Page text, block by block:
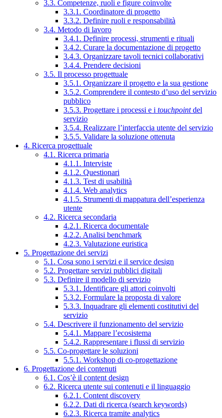
3.3. Competenze, ruoli e figure coinvolte
3.3.1. Coordinatore di progetto
3.3.2. Definire ruoli e responsabilità
3.4. Metodo di lavoro
3.4.1. Definire processi, strumenti e rituali
3.4.2. Curare la documentazione di progetto
3.4.3. Organizzare tavoli tecnici collaborativi
3.4.4. Prendere decisioni
3.5. Il processo progettuale
3.5.1. Organizzare il progetto e la sua gestione
3.5.2. Comprendere il contesto d’uso del servizio
pubblico
3.5.3. Progettare i processi e i touchpointdel
servizio
3.5.4. Realizzare l’interfaccia utente del servizio
3.5.5. Validare la soluzione ottenuta
4. Ricerca progettuale
4.1. Ricerca primaria
4.1.1. Interviste
4.1.2. Questionari
4.1.3. Test di usabilità
4.1.4. Web analytics
4.1.5. Strumenti di mappatura dell’esperienza
utente
4.2. Ricerca secondaria
4.2.1. Ricerca documentale
4.2.2. Analisi benchmark
4.2.3. Valutazione euristica
5. Progettazione dei servizi
5.1. Cosa sono i servizi e il service design
5.2. Progettare servizi pubblici digitali
5.3. Definire il modello di servizio
5.3.1. Identificare gli attori coinvolti
5.3.2. Formulare la proposta di valore
5.3.3. Inquadrare gli elementi costitutivi del
servizio
5.4. Descrivere il funzionamento del servizio
5.4.1. Mappare l’ecosistema
5.4.2. Rappresentare i flussi di servizio
5.5. Co-progettare le soluzioni
5.5.1. Workshop di co-progettazione
6. Progettazione dei contenuti
6.1. Cos’è il content design
6.2. Ricerca utente sui contenuti e il linguaggio
6.2.1. Content discovery
6.2.2. Dati di ricerca (search keywords)
6.2.3. Ricerca tramite analytics